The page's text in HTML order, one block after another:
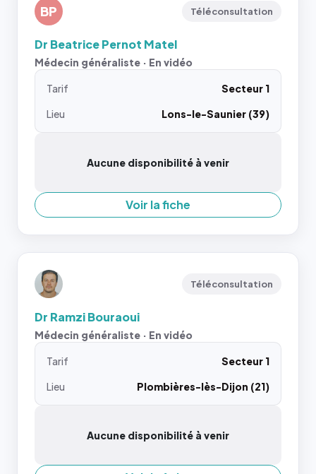
BP Téléconsultation
Dr Beatrice Pernot Matel
Médecin généraliste · En vidéo
Tarif
Secteur 1
Lieu
Lons-le-Saunier (39)
Aucune disponibilité à venir
Voir la fiche
Téléconsultation
Dr Ramzi Bouraoui
Médecin généraliste · En vidéo
Tarif
Secteur 1
Lieu
Plombières-lès-Dijon (21)
Aucune disponibilité à venir